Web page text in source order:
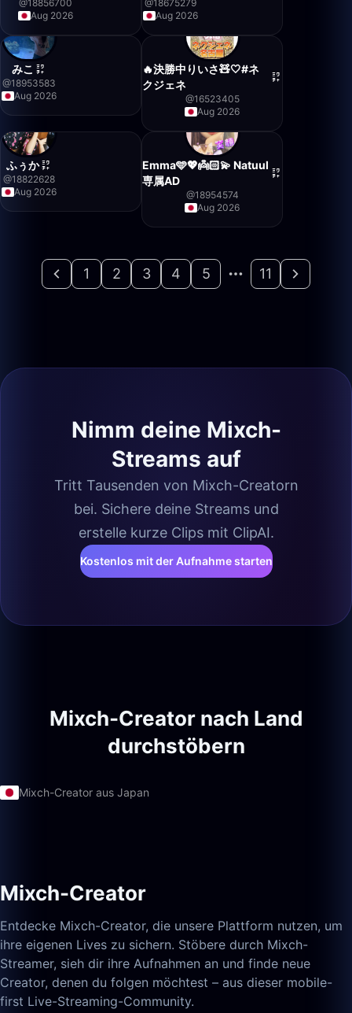
@18856700
Aug 2026
@18675279
Aug 2026
みこ
@18953583
Aug 2026
🔥決勝中りいさ🧸🤍#ネ
クジェネ
@16523405
Aug 2026
ふぅか
@18822628
Aug 2026
Emma🩵💖👼🏻💫 Natuul
専属AD
@18954574
Aug 2026
1 2 3 4 5 11
Nimm deine Mixch-
Streams auf
Tritt Tausenden von Mixch-Creatorn
bei. Sichere deine Streams und
erstelle kurze Clips mit ClipAI.
Kostenlos mit der Aufnahme starten
Mixch-Creator nach Land
durchstöbern
Mixch-Creator aus Japan
Mixch-Creator
Entdecke Mixch-Creator, die unsere Plattform nutzen, um
ihre eigenen Lives zu sichern. Stöbere durch Mixch-
Streamer, sieh dir ihre Aufnahmen an und finde neue
Creator, denen du folgen möchtest – aus dieser mobile-
first Live-Streaming-Community.